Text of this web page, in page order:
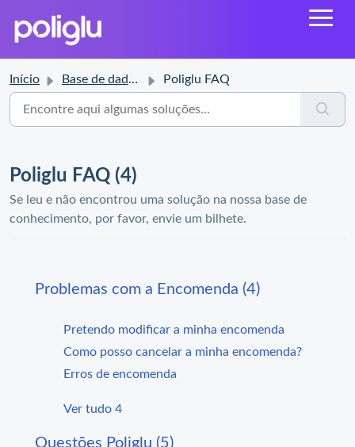
Início Base de dados de conhecimento Poliglu FAQ
Poliglu FAQ (4)
Se leu e não encontrou uma solução na nossa base de
conhecimento, por favor, envie um bilhete.
Problemas com a Encomenda (4)
Pretendo modificar a minha encomenda
Como posso cancelar a minha encomenda?
Erros de encomenda
Ver tudo 4
Questões Poliglu (5)